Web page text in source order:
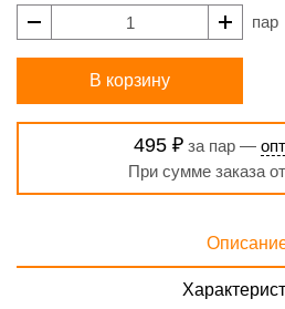
пар
В корзину
495 ₽за пар —
При сумме заказа от